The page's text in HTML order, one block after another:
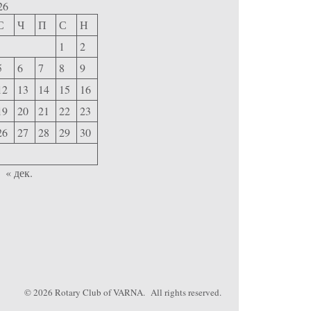
Ч П С
Н
1
2
6 7 8
9
13 14 15
16
20 21 22
23
27 28 29
30
« дек.
© 2026 Rotary Club of VARNA. All rights reserved.